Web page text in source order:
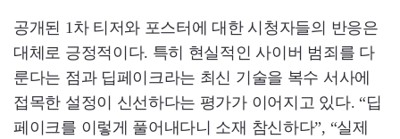
공개된 1차 티저와 포스터에 대한 시청자들의 반응은
대체로 긍정적이다. 특히 현실적인 사이버 범죄를 다
룬다는 점과 딥페이크라는 최신 기술을 복수 서사에
접목한 설정이 신선하다는 평가가 이어지고 있다. “딥
페이크를 이렇게 풀어내다니 소재 참신하다”, “실제